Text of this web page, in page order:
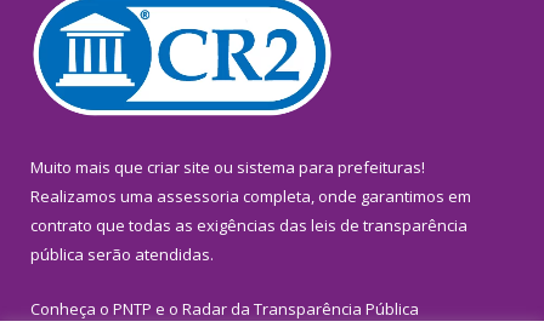
Muito mais que criar site ou sistema para prefeituras!
Realizamos uma assessoria completa, onde garantimos em
contrato que todas as exigências das leis de transparência
pública serão atendidas.
Conheça o PNTP e o Radar da Transparência Pública